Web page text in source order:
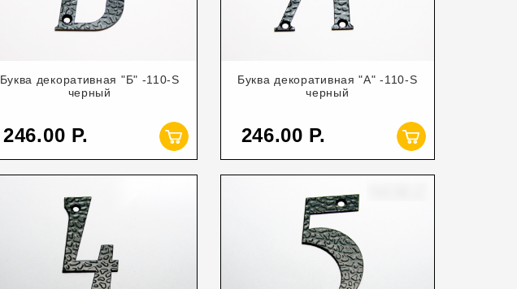
Буква декоративная "Б" -110-S
черный
246.00
Буква декоративная "А" -110-S
черный
246.00